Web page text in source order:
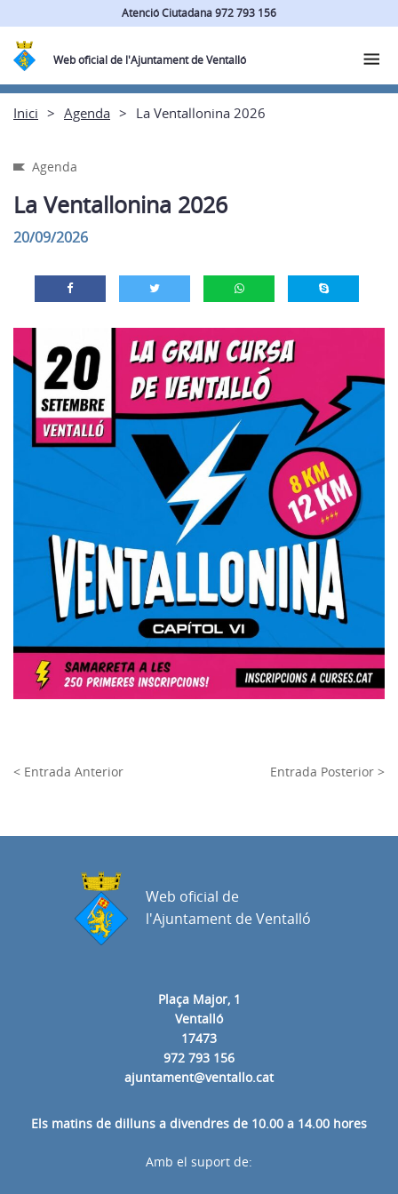
Atenció Ciutadana 972 793 156
Web oficial de l'Ajuntament de Ventalló
Inici Agenda La Ventallonina 2026
Agenda
La Ventallonina 2026
20/09/2026
< Entrada Anterior Entrada Posterior >
Plaça Major, 1
Ventalló
17473
972 793 156
ajuntament@ventallo.cat
Els matins de dilluns a divendres de 10.00 a 14.00 hores
Web oficial de
l'Ajuntament de Ventalló
Amb el suport de: